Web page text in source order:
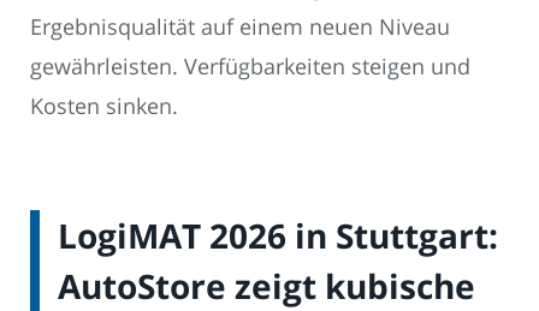
Ergebnisqualität auf einem neuen Niveau
gewährleisten. Verfügbarkeiten steigen und
Kosten sinken.
LogiMAT 2026 in Stuttgart:
AutoStore zeigt kubische